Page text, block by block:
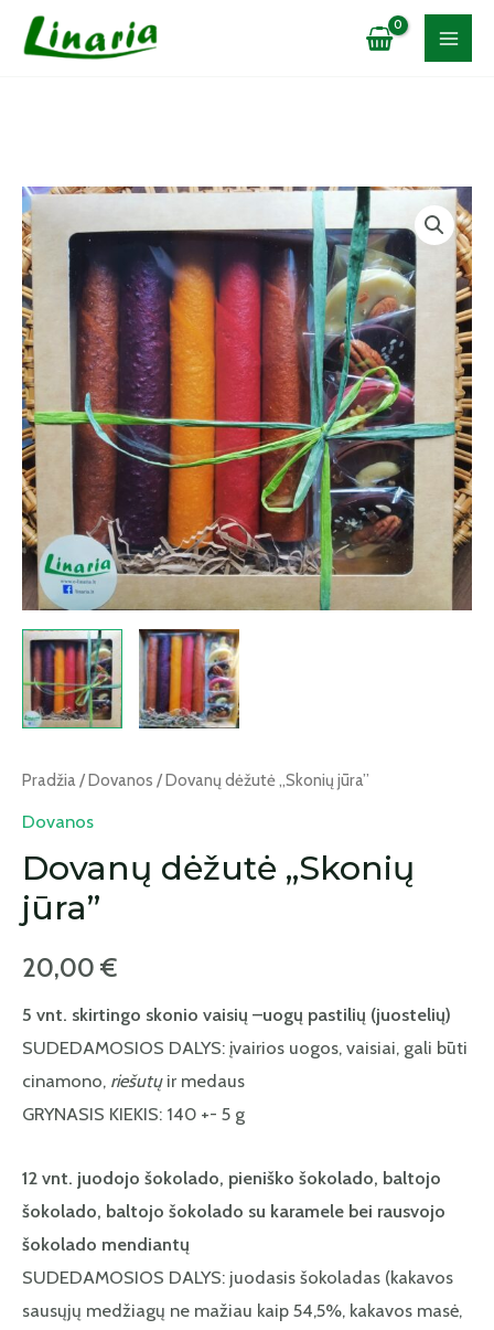
Pradžia/Dovanos / Dovanų dėžutė „Skonių jūra”
Dovanos
Dovanų dėžutė „Skonių
jūra”
20,00 €
5 vnt. skirtingo skonio vaisių –uogų pastilių (juostelių)
SUDEDAMOSIOS DALYS: įvairios uogos, vaisiai, gali būti
cinamono, riešutųir medaus
GRYNASIS KIEKIS: 140 +- 5 g
12 vnt. juodojo šokolado, pieniško šokolado, baltojo
šokolado, baltojo šokolado su karamele bei rausvojo
šokolado mendiantų
SUDEDAMOSIOS DALYS: juodasis šokoladas (kakavos
sausųjų medžiagų ne mažiau kaip 54,5%, kakavos masė,